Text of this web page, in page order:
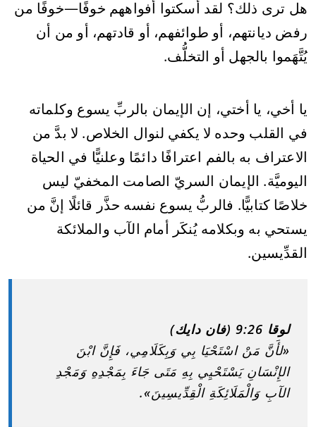
هل ترى ذلك؟ لقد أَسكتوا أفواههم خوفًا—خوفًا من
رفض ديانتهم، أو طوائفهم، أو قادتهم، أو من أن
يُتَّهَموا بالجهل أو التخلُّف.
يا أخي، يا أختي، إن الإيمان بالربِّ يسوع وكلماته
في القلب وحده لا يكفي لنوال الخلاص. لا بدَّ من
الاعتراف به بالفم اعترافًا دائمًا وعلنيًّا في الحياة
اليوميَّة. الإيمان السريّ الصامت المخفيّ ليس
خلاصًا كتابيًّا. فالربُّ يسوع نفسه حذَّر قائلًا إنَّ من
يستحي به وبكلامه يُنكَر أمام الآب والملائكة
القدِّيسين.
لوقا 9:26 (فان دايك)
«لأَنَّ مَنْ اسْتَحْيَا بِي وَبِكَلَامِي، فَإِنَّ ابْنَ
الإِنْسَانِ يَسْتَحْيِي بِهِ مَتَى جَاءَ بِمَجْدِهِ وَمَجْدِ
الآبِ وَالْمَلَائِكَةِ الْقِدِّيسِينَ».